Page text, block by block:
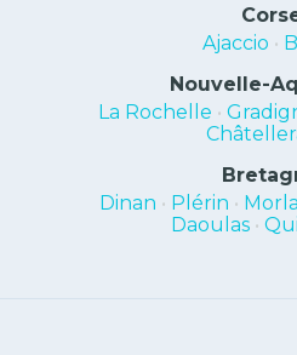
Ajaccio •
Nouvelle-
La Rochelle •
Dinan • Plérin •
Daoulas •